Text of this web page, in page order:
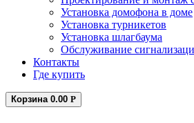
Установка домофона в доме
Установка турникетов
Установка шлагбаума
Обслуживание
Контакты
Где купить
Корзина 0.00 Р